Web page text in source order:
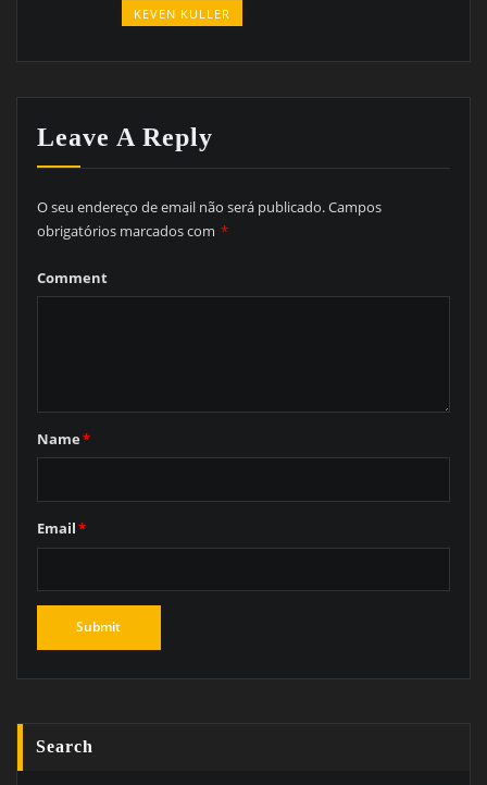
KEVEN KULLER
Leave A Reply
O seu endereço de email não será publicado.Campos
obrigatórios marcados com *
Comment
Name*
Email*
Search